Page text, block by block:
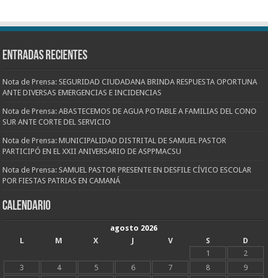
Entradas recientes
Nota de Prensa: SEGURIDAD CIUDADANA BRINDA RESPUESTA OPORTUNA
ANTE DIVERSAS EMERGENCIAS E INCIDENCIAS
Nota de Prensa: ABASTECEMOS DE AGUA POTABLE A FAMILIAS DEL CONO
SUR ANTE CORTE DEL SERVICIO
Nota de Prensa: MUNICIPALIDAD DISTRITAL DE SAMUEL PASTOR
PARTICIPÓ EN EL XXII ANIVERSARIO DE ASPPMACSU
Nota de Prensa: SAMUEL PASTOR PRESENTE EN DESFILE CÍVICO ESCOLAR
POR FIESTAS PATRIAS EN CAMANÁ
CALENDARIO
agosto 2026
L
M X J V S
D
1
2
3
4 5 6 7 8
9